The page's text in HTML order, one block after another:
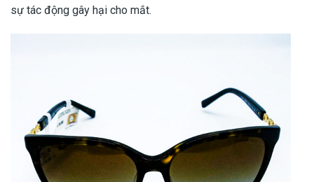
sự tác động gây hại cho mắt.